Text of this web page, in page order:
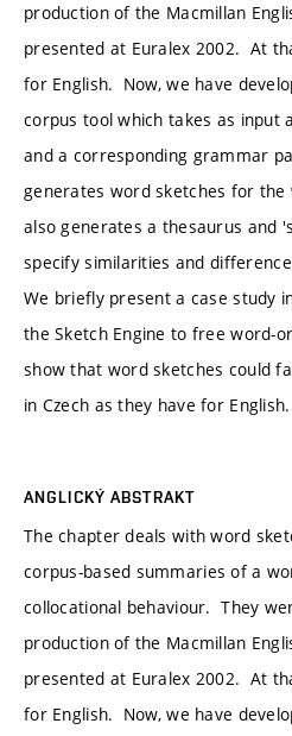
production of the Macmillan
presented at Euralex 2002. At
for English. Now, we have
corpus tool which takes as input
and a corresponding grammar
generates word sketches for
also generates a thesaurus and
specify similarities and
We briefly present a case study
the Sketch Engine to free word-
show that word sketches could
in Czech as they have for English.
ANGLICKÝ ABSTRAKT
The chapter deals with word
corpus-based summaries of a
collocational behaviour. They
production of the Macmillan
presented at Euralex 2002. At
for English. Now, we have